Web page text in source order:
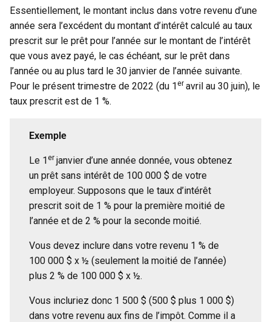
Essentiellement, le montant inclus dans votre revenu d’une
année sera l’excédent du montant d’intérêt calculé au taux
prescrit sur le prêt pour l’année sur le montant de l’intérêt
que vous avez payé, le cas échéant, sur le prêt dans
l’année ou au plus tard le 30 janvier de l’année suivante.
Pour le présent trimestre de 2022 (du 1er avril au 30 juin), le
taux prescrit est de 1 %.
Exemple
Le 1 er janvier d’une année donnée, vous obtenez
un prêt sans intérêt de 100 000 $ de votre
employeur. Supposons que le taux d’intérêt
prescrit soit de 1 % pour la première moitié de
l’année et de 2 % pour la seconde moitié.
Vous devez inclure dans votre revenu 1 % de
100 000 $ x ½ (seulement la moitié de l’année)
plus 2 % de 100 000 $ x ½.
Vous incluriez donc 1 500 $ (500 $ plus 1 000 $)
dans votre revenu aux fins de l’impôt. Comme il a